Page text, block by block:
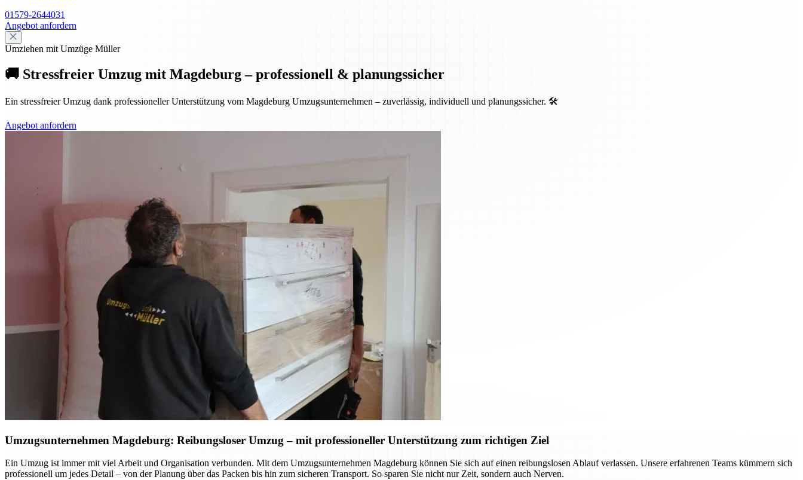
01579-2644031
Angebot anfordern
Umziehen mit Umzüge Müller
🚚 Stressfreier Umzug mit Magdeburg – professionell & planungssicher
Ein stressfreier Umzug dank professioneller Unterstützung vom Magdeburg Umzugsunternehmen – zuverlässig, individuell und planungssicher. 🛠️
Angebot anfordern
Umzugsunternehmen Magdeburg: Reibungsloser Umzug – mit professioneller Unterstützung zum richtigen Ziel
Ein Umzug ist immer mit viel Arbeit und Organisation verbunden. Mit dem Umzugsunternehmen Magdeburg können Sie sich auf einen reibungslosen Ablauf verlassen. Unsere erfahrenen Teams kümmern sich
professionell um jedes Detail – von der Planung über das Packen bis hin zum sicheren Transport. So sparen Sie nicht nur Zeit, sondern auch Nerven.